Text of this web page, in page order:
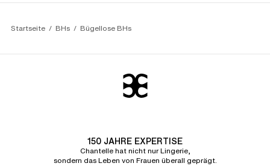
Startseite BHs Bügellose BHs
150 JAHRE EXPERTISE
Chantelle hat nicht nur Lingerie,
sondern das Leben von Frauen überall geprägt.